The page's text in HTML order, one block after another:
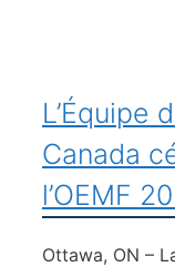
L’Équipe
Canada
l’OEMF
Ottawa, ON –